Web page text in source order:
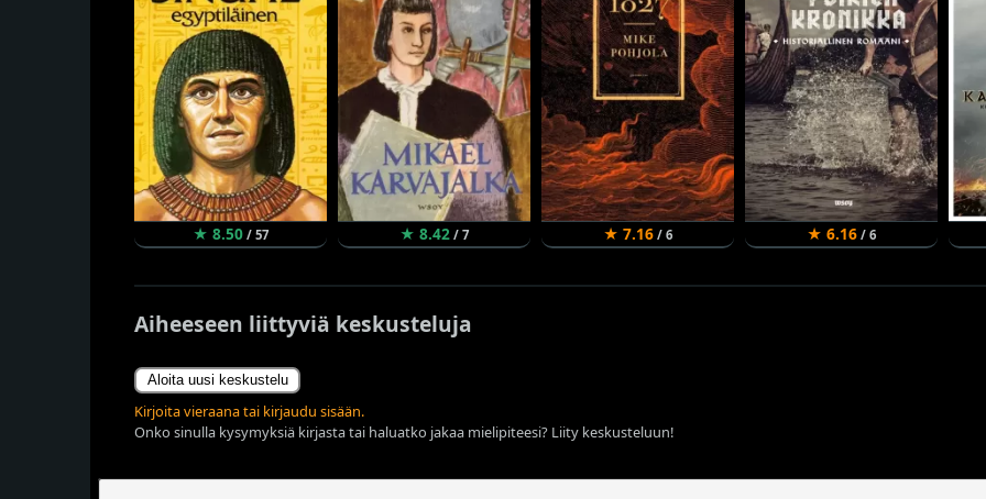
★ 8.50 / 57 ★ 8.42 / 7 ★ 7.16 / 6 ★ 6.16 / 6
Aiheeseen liittyviä keskusteluja
Aloita uusi keskustelu
Kirjoita vieraana tai kirjaudu sisään.
Onko sinulla kysymyksiä kirjasta tai haluatko jakaa mielipiteesi? Liity keskusteluun!